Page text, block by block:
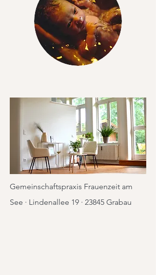
Gemeinschaftspraxis Frauenzeit am
See · Lindenallee 19 · 23845 Grabau